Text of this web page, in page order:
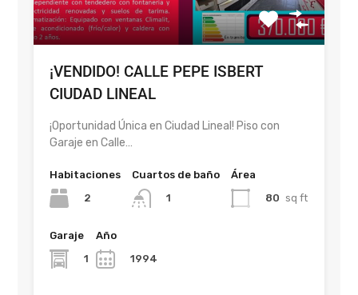
¡VENDIDO! CALLE PEPE ISBERT
CIUDAD LINEAL
¡Oportunidad Única en Ciudad Lineal! Piso con
Garaje en Calle…
Habitaciones
2
Cuartos de baño
1
Área
80 sq ft
Garaje
1
Año
1994